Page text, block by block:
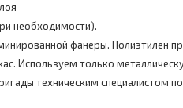
необходимости).
фанеры. Полиэтилен
Используем только
техническим специалистом по